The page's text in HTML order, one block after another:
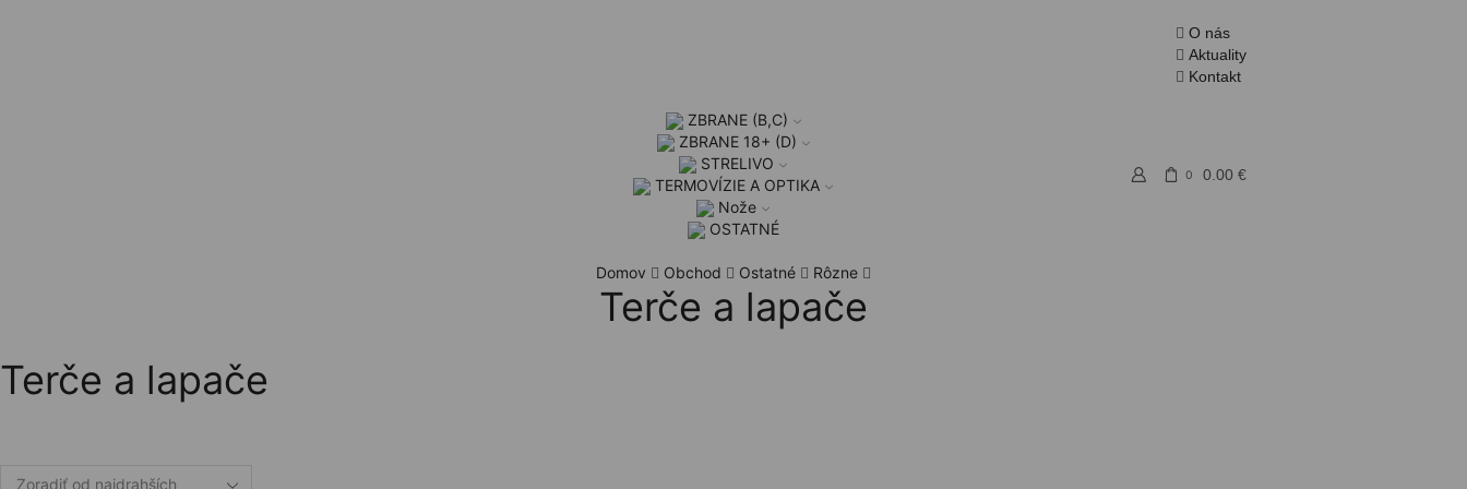
O nás
Aktuality
Kontakt
ZBRANE (B,C)
ZBRANE 18+ (D)
STRELIVO
TERMOVÍZIE A OPTIKA
Nože
OSTATNÉ
0 0.00 €
Domov Obchod Ostatné Rôzne
Terče a lapače
Terče a lapače